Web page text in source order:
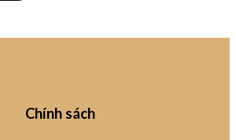
Chính sách